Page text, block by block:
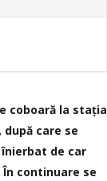
coboară la stația
după care se
de car
continuare se